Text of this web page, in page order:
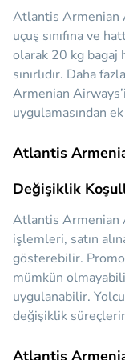
Atlantis Armenian
uçuş sınıfına ve
olarak 20 kg bagaj
sınırlıdır. Daha
Armenian
uygulamasından
Atlantis
Değişiklik
Atlantis Armenian
işlemleri, satın
gösterebilir.
mümkün
uygulanabilir.
değişiklik
Atlantis